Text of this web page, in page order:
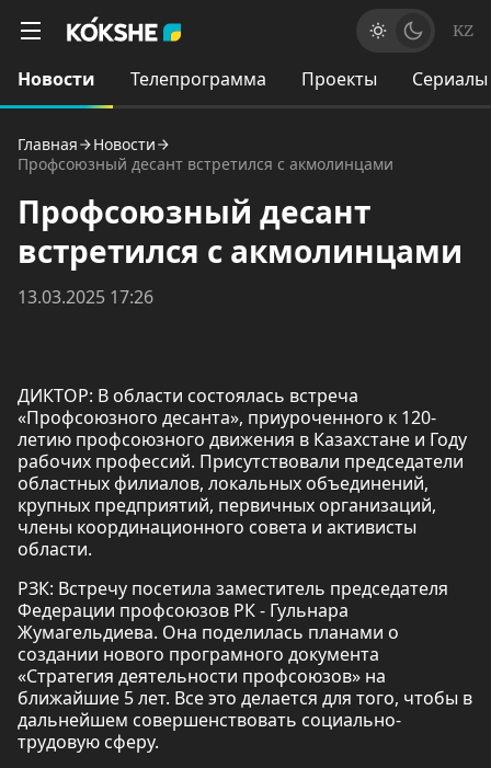
KZ
Новости Телепрограмма Проекты Сериалы
Главная
Новости
Профсоюзный десант встретился с акмолинцами
Профсоюзный десант
встретился с акмолинцами
13.03.2025 17:26
ДИКТОР: В области состоялась встреча
«Профсоюзного десанта», приуроченного к 120-
летию профсоюзного движения в Казахстане и Году
рабочих профессий. Присутствовали председатели
областных филиалов, локальных объединений,
крупных предприятий, первичных организаций,
члены координационного совета и активисты
области.
РЗК: Встречу посетила заместитель председателя
Федерации профсоюзов РК - Гульнара
Жумагельдиева. Она поделилась планами о
создании нового програмного документа
«Стратегия деятельности профсоюзов» на
ближайшие 5 лет. Все это делается для того, чтобы в
дальнейшем совершенствовать социально-
трудовую сферу.